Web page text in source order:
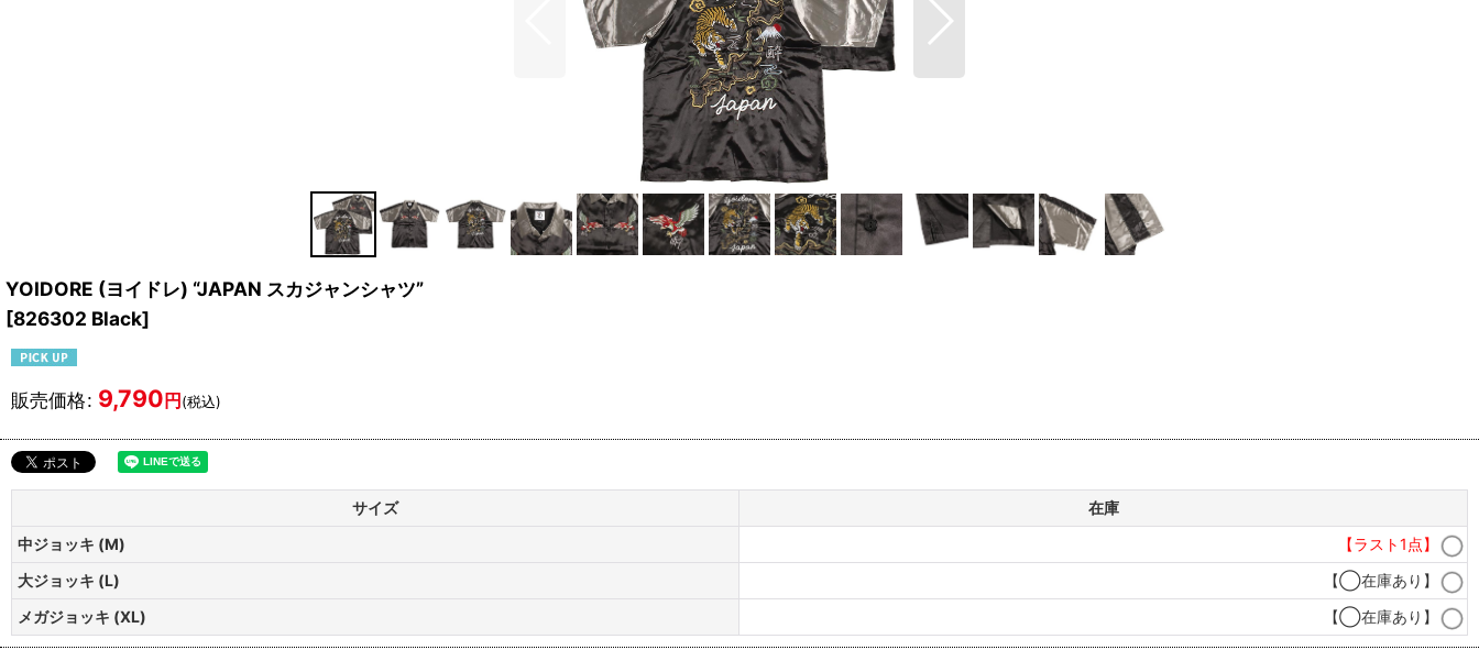
YOIDORE (ヨイドレ) “JAPAN スカジャンシャツ”
[826302 Black]
販売価格: 9,790 円 (税込)
サイズ
在庫
中ジョッキ (M)
【ラスト1点】
大ジョッキ (L)
【◯在庫あり】
メガジョッキ (XL)
【◯在庫あり】